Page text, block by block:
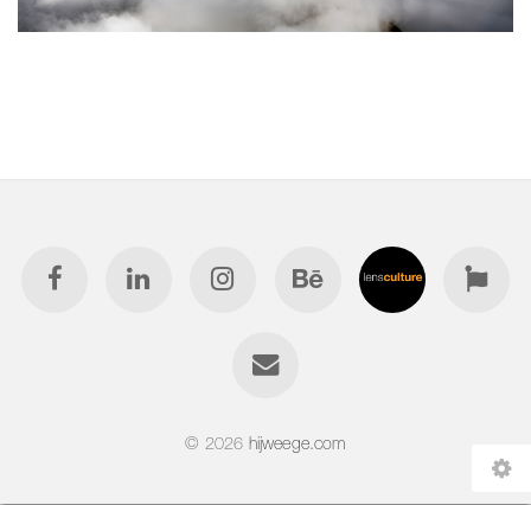
© 2026 hijweege.com